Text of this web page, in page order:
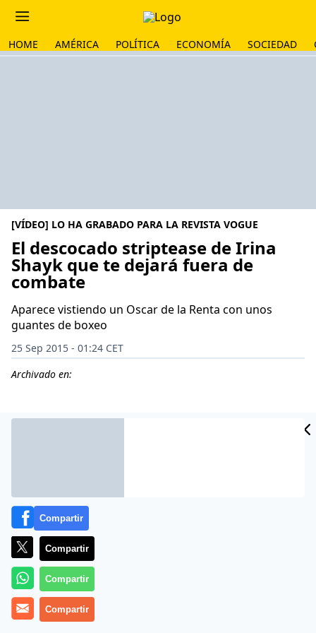
HOME AMÉRICA POLÍTICA ECONOMÍA SOCIEDAD
[VÍDEO] LO HA GRABADO PARA LA REVISTA VOGUE
El descocado striptease de Irina
Shayk que te dejará fuera de
combate
Aparece vistiendo un Oscar de la Renta con unos
guantes de boxeo
25 Sep 2015 - 01:24 CET
Archivado en:
Más información
Compartir
Compartir
Compartir
Compartir